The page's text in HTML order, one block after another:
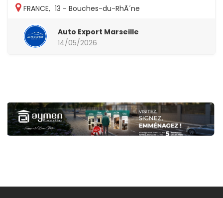
FRANCE, 13 - Bouches-du-RhÃ´ne
Auto Export Marseille
14/05/2026